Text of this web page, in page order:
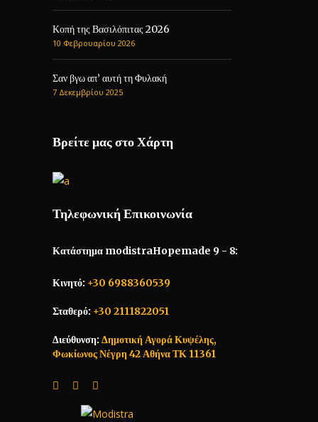
Κοπή της Βασιλόπιτας 2026
10 Φεβρουαρίου 2026
Σαν βγω απ’ αυτή τη Φυλακή
7 Δεκεμβρίου 2025
Βρείτε μας στο Χάρτη
Τηλεφωνική Επικοινωνία
Κατάστημα modistraHopemade 9 - 8:
Κινητό: +30 6988360539
Σταθερό: +30 2111822051
Διεύθυνση: Δημοτική Αγορά Κυψέλης,
Φωκίωνος Νέγρη 42 Αθήνα ΤΚ 11361